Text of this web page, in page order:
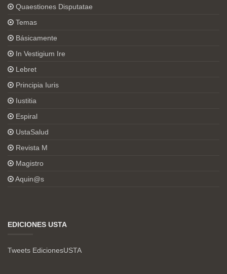
Quaestiones Disputatae
Temas
Básicamente
In Vestigium Ire
Lebret
Principia Iuris
Iustitia
Espiral
UstaSalud
Revista M
Magistro
Aquin@s
EDICIONES USTA
Tweets EdicionesUSTA